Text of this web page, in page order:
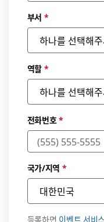
부서 *
역할*
전화번호*
국가/지역 *
등록하면 이벤트 서비